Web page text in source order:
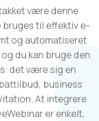
være denne
til effektiv e-
og automatiseret
du kan bruge den
det være sig en
business
At integrere
er enkelt,